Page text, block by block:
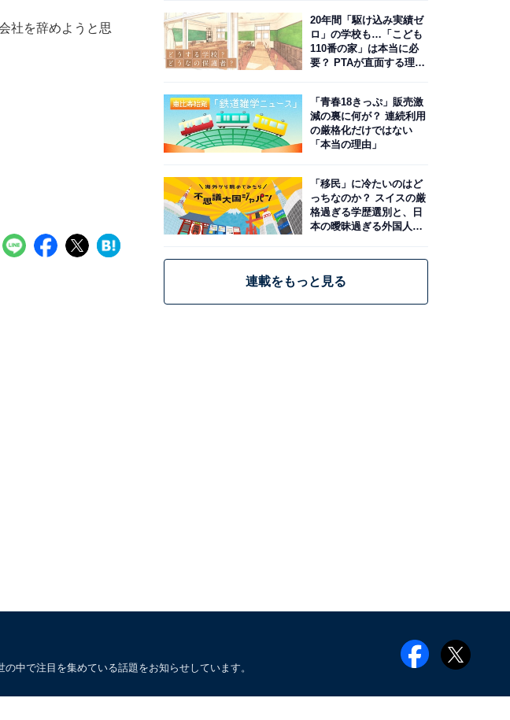
社を辞めようと思
20年間「駆け込み実績ゼ
ロ」の学校も…「こども
110番の家」は本当に必
要？ PTAが直面する理想
「青春18きっぷ」販売激
減の裏に何が？ 連続利用
の厳格化だけではない
「本当の理由」
「移民」に冷たいのはど
っちなのか？ スイスの厳
格過ぎる学歴選別と、日
本の曖昧過ぎる外国人政
連載をもっと見る
中で注目を集めている話題をお知らせしています。